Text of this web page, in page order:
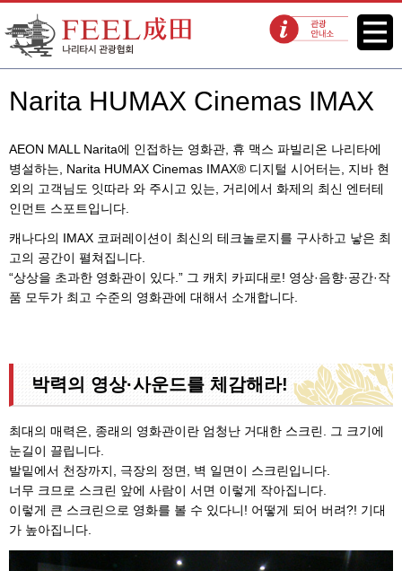
FEEL 나리타 나리타시 관광협회 관광 안내소 메뉴
Narita HUMAX Cinemas IMAX
AEON MALL Narita에 인접하는 영화관, 휴 맥스 파빌리온 나리타에
병설하는, Narita HUMAX Cinemas IMAX® 디지털 시어터는, 지바 현
외의 고객님도 잇따라 와 주시고 있는, 거리에서 화제의 최신 엔터테
인먼트 스포트입니다.
캐나다의 IMAX 코퍼레이션이 최신의 테크놀로지를 구사하고 낳은 최
고의 공간이 펼쳐집니다.
“상상을 초과한 영화관이 있다.” 그 캐치 카피대로! 영상·음향·공간·작
품 모두가 최고 수준의 영화관에 대해서 소개합니다.
박력의 영상·사운드를 체감해라!
최대의 매력은, 종래의 영화관이란 엄청난 거대한 스크린. 그 크기에
눈길이 끌립니다.
발밑에서 천장까지, 극장의 정면, 벽 일면이 스크린입니다.
너무 크므로 스크린 앞에 사람이 서면 이렇게 작아집니다.
이렇게 큰 스크린으로 영화를 볼 수 있다니! 어떻게 되어 버려?! 기대
가 높아집니다.